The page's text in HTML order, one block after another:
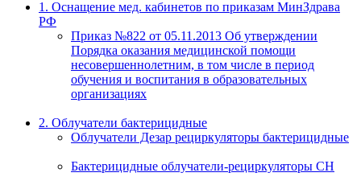
1. Оснащение мед. кабинетов по приказам МинЗдрава
РФ
Приказ №822 от 05.11.2013 Об утверждении
Порядка оказания медицинской помощи
несовершеннолетним, в том числе в период
обучения и воспитания в образовательных
организациях
2. Облучатели бактерицидные
Облучатели Дезар рециркуляторы бактерицидные
Бактерицидные облучатели-рециркуляторы СН